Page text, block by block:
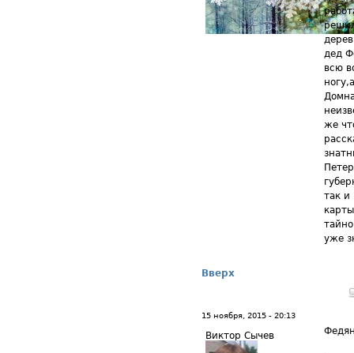
дед
всю
же
так и
уже
Вверх
15 ноября, 2015 - 20:13
Виктор Сычев